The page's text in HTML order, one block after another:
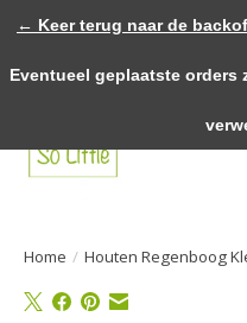
vanaf €75,- binnen NL! >>>>
Home / Houten Regenboog
← Keer terug naar de
Eventueel geplaatste